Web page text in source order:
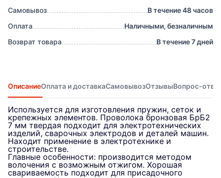
Самовывоз
В течение 48 часов
Оплата
Наличными, безналичным
Возврат товара
В течение 7 дней
ОписаниеОплата и доставкаСамовывозОтзывыВопрос-
Используется для изготовления пружин, сеток и
крепежных элементов. Проволока бронзовая БрБ2
7 мм твердая подходит для электротехнических
изделий, сварочных электродов и деталей машин.
Находит применение в электротехнике и
строительстве.
Главные особенности: производится методом
волочения с возможным отжигом. Хорошая
свариваемость подходит для присадочного